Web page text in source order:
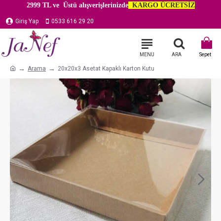
2999 TL ve Üstü alışverişlerinizdeKARGO ÜCRETSİZ
Giriş Yap 0533 616 29 20
Arama 20x20x3 Asetat Kapaklı Karton Kutu